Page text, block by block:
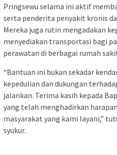
Pringsewu selama ini aktif
serta penderita penyakit kronis
Mereka juga rutin mengadakan
menyediakan transportasi bagi
perawatan di berbagai rumah
“Bantuan ini bukan sekadar
kepedulian dan dukungan
jalankan. Terima kasih kepada
yang telah menghadirkan
masyarakat yang kami layani,”
syukur.